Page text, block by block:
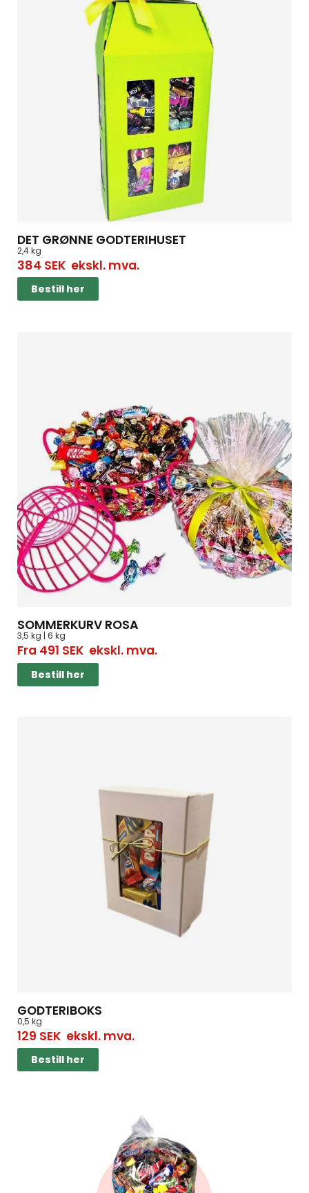
DET GRØNNE GODTERIHUSET
2,4 kg
384 SEKekskl. mva.
Bestill her
SOMMERKURV ROSA
3,5 kg | 6 kg
Fra 491 SEKekskl. mva.
Bestill her
GODTERIBOKS
0,5 kg
129 SEKekskl. mva.
Bestill her